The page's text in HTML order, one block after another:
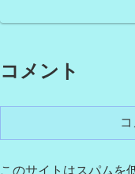
コメント
このサイトはスパムを